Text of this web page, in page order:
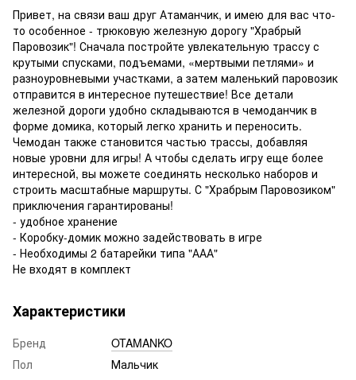
Привет, на связи ваш друг Атаманчик, и имею для вас что-
то особенное - трюковую железную дорогу "Храбрый
Паровозик"! Сначала постройте увлекательную трассу с
крутыми спусками, подъемами, «мертвыми петлями» и
разноуровневыми участками, а затем маленький паровозик
отправится в интересное путешествие! Все детали
железной дороги удобно складываются в чемоданчик в
форме домика, который легко хранить и переносить.
Чемодан также становится частью трассы, добавляя
новые уровни для игры! А чтобы сделать игру еще более
интересной, вы можете соединять несколько наборов и
строить масштабные маршруты. С "Храбрым Паровозиком"
приключения гарантированы!
- удобное хранение
- Коробку-домик можно задействовать в игре
- Необходимы 2 батарейки типа "ААА"
Не входят в комплект
Характеристики
Бренд
OTAMANKO
Пол
Мальчик